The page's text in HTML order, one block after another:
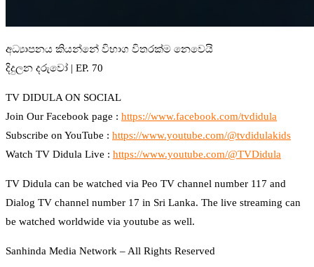
අධ්‍යාපනය කියන්නේ විභාග විතරක්ම නෙවෙයි
දිදුලන දරුවෝ | EP. 70
TV DIDULA ON SOCIAL
Join Our Facebook page : https://www.facebook.com/tvdidula
Subscribe on YouTube : https://www.youtube.com/@tvdidulakids
Watch TV Didula Live : https://www.youtube.com/@TVDidula
TV Didula can be watched via Peo TV channel number 117 and
Dialog TV channel number 17 in Sri Lanka. The live streaming can
be watched worldwide via youtube as well.
Sanhinda Media Network – All Rights Reserved